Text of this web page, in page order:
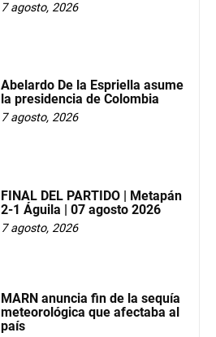
7 agosto, 2026
Abelardo De la Espriella asume
la presidencia de Colombia
7 agosto, 2026
FINAL DEL PARTIDO | Metapán
2-1 Águila | 07 agosto 2026
7 agosto, 2026
MARN anuncia fin de la sequía
meteorológica que afectaba al
país